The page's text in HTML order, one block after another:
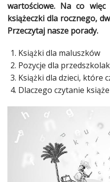
Wyznania
Wnętrza
Fitness
Ślub
&
Wesele
Moda
Zakupy
wartościowe. Na co więc
książeczki dla rocznego,
Przeczytaj nasze porady.
Książki dla maluszków
Pozycje dla
Książki dla dzieci, które
Dlaczego czytanie